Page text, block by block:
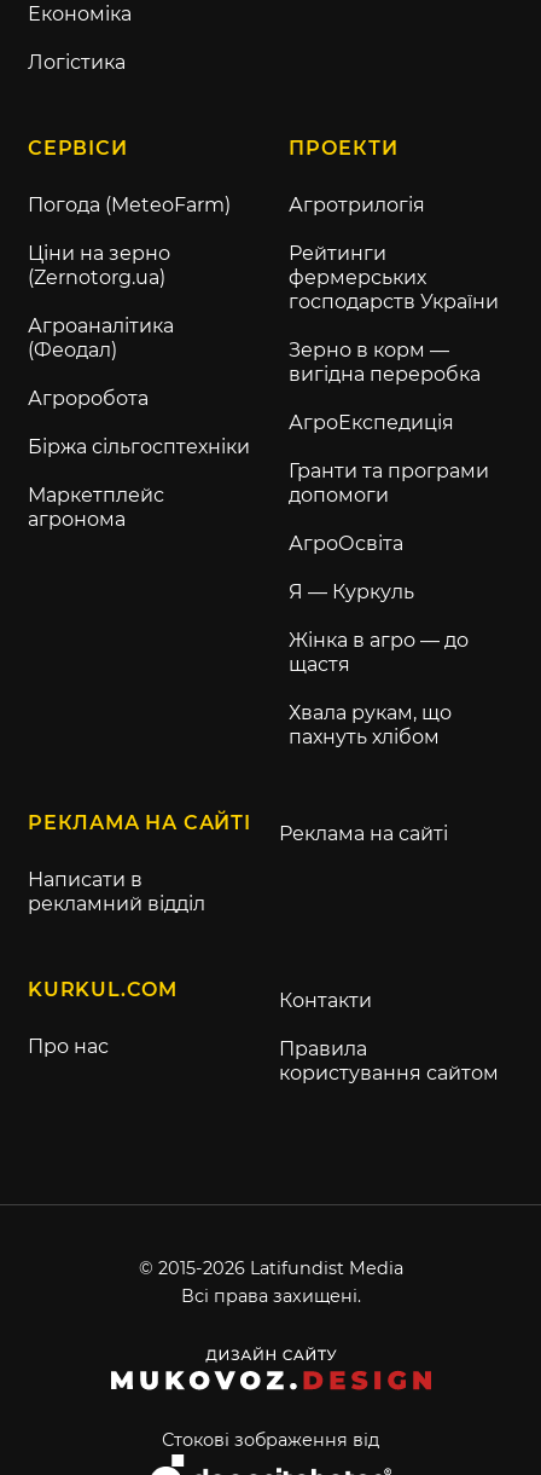
Економіка
Логістика
СЕРВІСИ
Погода (MeteoFarm)
Ціни на зерно
(Zernotorg.ua)
Агроаналітика
(Феодал)
Агроробота
Біржа сільгосптехніки
Маркетплейс
агронома
ПРОЕКТИ
Агротрилогія
Рейтинги
фермерських
господарств України
Зерно в корм —
вигідна переробка
АгроЕкспедиція
Гранти та програми
допомоги
АгроОсвіта
Я — Куркуль
Жінка в агро — до
щастя
Хвала рукам, що
пахнуть хлібом
РЕКЛАМА НА САЙТІ
Написати в
рекламний відділ
Реклама на сайті
KURKUL.COM
Про нас
Контакти
Правила
користування сайтом
© 2015-2026 Latifundist Media
Всі права захищені.
Стокові зображення від